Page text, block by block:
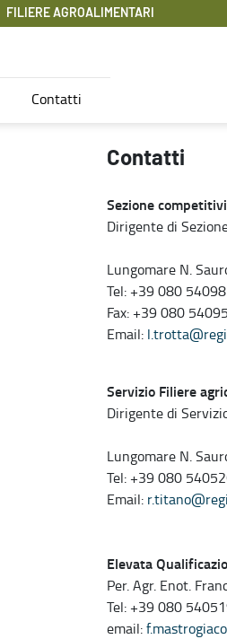
FILIERE AGROALIMENTARI
Contatti
Contatti
Sezione
Dirigente di
Lungomare N.
Tel: +39 080
Fax: +39 080
Email:
Servizio Filiere
Dirigente di
Lungomare N.
Tel: +39 080
Email:
Elevata
Per. Agr. Enot.
Tel: +39 080
email: